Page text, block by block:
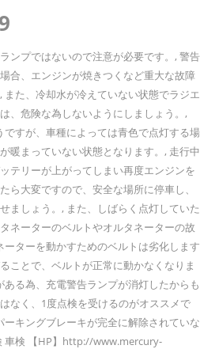
ンプではないので注意が必要です。, 警告
合、エンジンが焼きつくなど重大な故障
た、冷却水が冷えていない状態でラジエ
、危険な為しないようにしましょう。,
すが、車種によっては青色で点灯する場
暖まっていない状態となります。, 走行中
テリーが上がってしまい再度エンジンを
ら大変ですので、安全な場所に停車し、
ましょう。, また、しばらく点灯していた
ネーターのベルトやオルタネーターの故
ターを動かすためのベルトは劣化します
ことで、ベルトが正常に動かなくなりま
る為、充電警告ランプが消灯したからも
なく、1度点検を受けるのがオススメで
キングブレーキが完全に解除されていな
車検 【HP】http://www.mercury-